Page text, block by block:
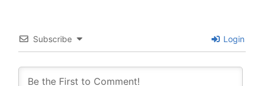
Subscribe Login